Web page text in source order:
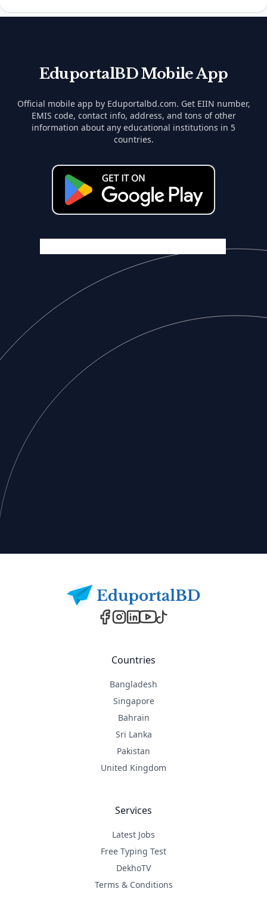
EduportalBD Mobile App
Official mobile app by Eduportalbd.com. Get EIIN number,
EMIS code, contact info, address, and tons of other
information about any educational institutions in 5
countries.
Countries
Bangladesh
Singapore
Bahrain
Sri Lanka
Pakistan
United Kingdom
Services
Latest Jobs
Free Typing Test
DekhoTV
Terms & Conditions